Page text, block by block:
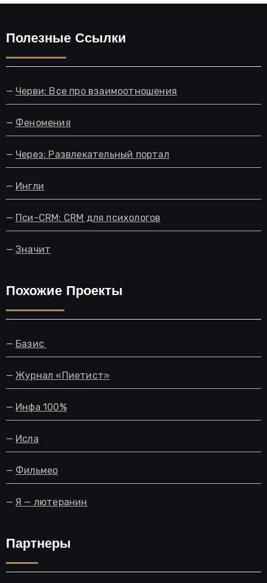
Полезные Ссылки
— Черви: Все про взаимоотношения
— Феномения
— Через: Развлекательный портал
— Ингли
— Пси-CRM: CRM для психологов
— Значит
Похожие Проекты
— Базис
— Журнал «Пиетист»
— Инфа 100%
— Исла
— Фильмео
— Я — лютеранин
Партнеры